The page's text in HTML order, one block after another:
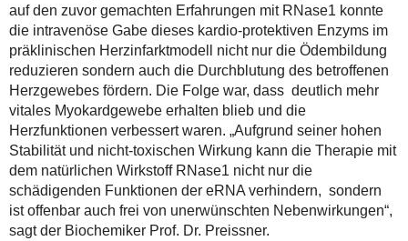
auf den zuvor gemachten Erfahrungen mit RNase1 konnte
die intravenöse Gabe dieses kardio-protektiven Enzyms im
präklinischen Herzinfarktmodell nicht nur die Ödembildung
reduzieren sondern auch die Durchblutung des betroffenen
Herzgewebes fördern. Die Folge war, dass deutlich mehr
vitales Myokardgewebe erhalten blieb und die
Herzfunktionen verbessert waren. „Aufgrund seiner hohen
Stabilität und nicht-toxischen Wirkung kann die Therapie mit
dem natürlichen Wirkstoff RNase1 nicht nur die
schädigenden Funktionen der eRNA verhindern, sondern
ist offenbar auch frei von unerwünschten Nebenwirkungen“,
sagt der Biochemiker Prof. Dr. Preissner.